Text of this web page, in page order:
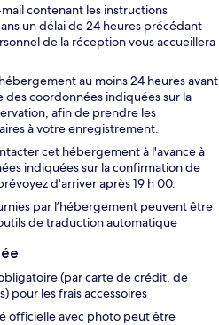
contenant les instructions
un délai de 24 heures précédant
de la réception vous accueillera
au moins 24 heures avant
des coordonnées indiquées sur la
afin de prendre les
à votre enregistrement.
cet hébergement à l'avance à
indiquées sur la confirmation de
d'arriver après 19 h 00.
par l’hébergement peuvent être
de traduction automatique
(par carte de crédit, de
pour les frais accessoires
officielle avec photo peut être